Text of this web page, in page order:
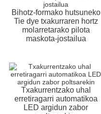
Bihotz-formako hutsuneko
Tie dye txakurraren hortz
molarretarako pilota
maskota-jostailua
Txakurrentzako uhal
erretiragarri automatikoa
LED argidun zabor